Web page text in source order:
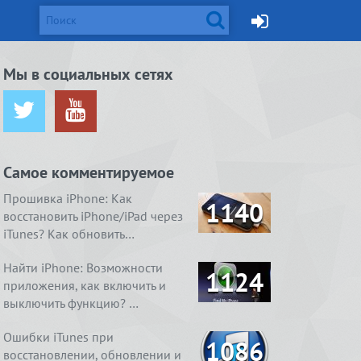
…
4 способа, как очистить
Real Boxing 2 ROCKY.
Ничего
Мы в социальных сетях
Самое комментируемое
Прошивка iPhone: Как
восстановить iPhone/iPad через
iTunes? Как обновить…
1140
Найти iPhone: Возможности
приложения, как включить и
выключить функцию? …
1124
Ошибки iTunes при
восстановлении, обновлении и
1086